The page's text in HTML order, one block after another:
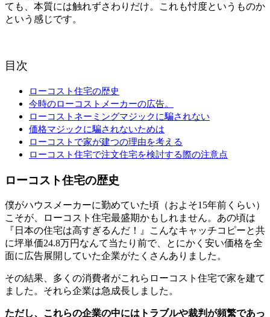
ても、本質には触れずさわりだけ。これも忖度というものか
という感じです。
目次
ローコスト住宅の歴史
今時のローコストメーカーの広告。
ローコストネーミングマジックに騙されない
価格マジックに騙されないためは
ローコストで家が建つの理由を考える
ローコスト住宅で注文住宅を検討する際の注意点
ローコスト住宅の歴史
僕がハウスメーカーに勤めていた頃（およそ15年前くらい）
こそが、ローコスト住宅最盛期かもしれません。あの頃は
『日本の住宅は高すぎるんだ！』こんなキャッチコピーと共
に坪単価24.8万円なんて当たり前で、とにかく安い価格を全
面に広告展開していた企業がたくさんありました。
その結果、多くの消費者がこれらローコスト住宅で家を建て
ました。それら企業は急成長しました。
ただし、これらの企業の中にはトラブルや裁判が頻繁であっ